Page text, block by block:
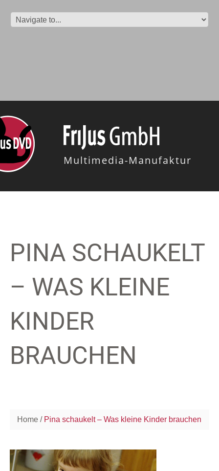
Multimedia-Manufaktur
PINA SCHAUKELT
– WAS KLEINE
KINDER
BRAUCHEN
Home Pina schaukelt – Was kleine Kinder brauchen